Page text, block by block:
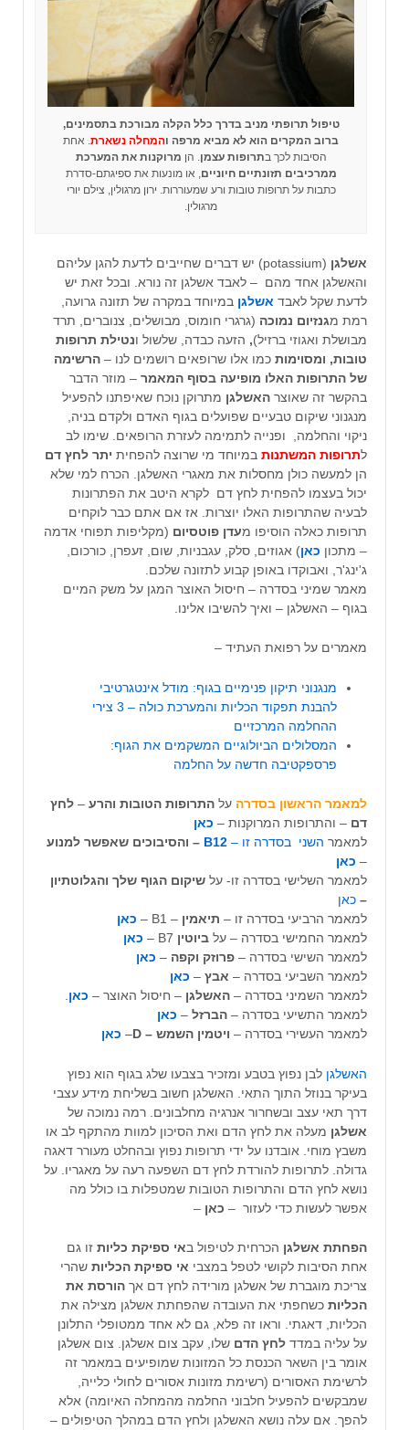
טיפול תרופתי מניב בדרך כלל הקלה מבורכת בתסמינים,
ברוב המקרים הוא לא מביא מרפה והמחלה נשארת. אחת
הסיבות לכך בתרופות עצמן . הן מרוקנות את המערכת
ממרכיבים תזונתיים חיוניים , או מונעות את ספיגתם-סדרת
כתבות על תרופות טובות ורע שמעוררות. ירון מרגולין, צילם יורי
מרגולין.
אשלגן
(potassium) יש דברים שחייבים לדעת להגן עליהם
והאשלגן אחד מהם – לאבד אשלגן זה נורא. ובכל זאת יש
לדעת שקל לאבד אשלגן במיוחד במקרה של תזונה גרועה,
רמת מגנזיום נמוכה (גרגרי חומוס, מבושלים, צנוברים, תרד
מבושלת ואגוזי ברזיל), הזעה כבדה, שלשול ונטילת תרופות
טובות, ומסוימות כמו אלו שרופאים רושמים לנו – הרשימה
של התרופות האלו מופיעה בסוף המאמר – מוזר הדבר
בהקשר זה שאוצר האשלגן מתרוקן נוכח שאיפתנו להפעיל
מנגנוני שיקום טבעיים שפועלים בגוף האדם ולקדם בניה,
ניקוי והחלמה, ופנייה לתמימה לעזרת הרופאים. שימו לב
לתרופות המשתנות במיוחד מי שרוצה להפחית יתר לחץ דם
הן למעשה כולן מחסלות את מאגרי האשלגן. הכרח למי שלא
יכול בעצמו להפחית לחץ דם לקרא היטב את הפתרונות
לבעיה שהתרופות האלו יוצרות. אז אם אתם כבר לוקחים
תרופות כאלה הוסיפו מעדן פוטסיום (מקליפות תפוחי אדמה
– מתכון כאן) אגוזים, סלק, עגבניות, שום, זעפרן, כורכום,
ג'ינג'ר, ואבוקדו באופן קבוע לתזונה שלכם.
מאמר שמיני בסדרה – חיסול האוצר המגן על משק המיים
בגוף – האשלגן – ואיך להשיבו אלינו.
מאמרים על רפואת העתיד –
מנגנוני תיקון פנימיים בגוף: מודל אינטגרטיבי
להבנת תפקוד הכליות והמערכת כולה – 3 צירי
ההחלמה המרכזיים
המסלולים הביולוגיים המשקמים את הגוף:
פרספקטיבה חדשה על החלמה
למאמר הראשון בסדרה על התרופות הטובות והרע – לחץ
דם – והתרופות המרוקנות – כאן
למאמר השני בסדרה זו –
– והסיבוכים שאפשר למנוע
– כאן
למאמר השלישי בסדרה זו- על שיקום הגוף שלך והגלוטתיון
– כאן
למאמר הרביעי בסדרה זו – תיאמין – B1 –
כאן
למאמר החמישי בסדרה – על ביוטין
כאן
למאמר השישי בסדרה – פרוזק וקפה – כאן
למאמר השביעי בסדרה – אבץ – כאן
למאמר השמיני בסדרה – האשלגן – חיסול האוצר – כאן
למאמר התשיעי בסדרה – הברזל – כאן
למאמר העשירי בסדרה – ויטמין השמש – D
– כאן
האשלגן לבן נפוץ בטבע ומזכיר בצבעו שלג בגוף הוא נפוץ
בעיקר בנוזל התוך התאי. האשלגן חשוב בשליחת מידע עצבי
דרך תאי עצב ובשחרור אנרגיה מחלבונים. רמה נמוכה של
אשלגן מעלה את לחץ הדם ואת הסיכון למוות מהתקף לב או
משבץ מוחי. אובדנו על ידי תרופות נפוץ ובהחלט מעורר דאגה
גדולה. לתרופות להורדת לחץ דם השפעה רעה על מאגריו. על
נושא לחץ הדם והתרופות הטובות שמטפלות בו כולל מה
אפשר לעשות כדי לעזור – כאן –
הפחתת אשלגן הכרחית לטיפול באי ספיקת כליות זו גם
אחת הסיבות לקושי לטפל במצבי אי ספיקת הכליות שהרי
צריכת מוגברת של אשלגן מורידה לחץ דם אך הורסת את
הכליות כשחפתי את העובדה שהפחתת אשלגן מצילה את
הכליות, דאגתי. וראו זה פלא, גם לא אחד ממטופלי התלונן
על עליה במדד לחץ הדם שלו, עקב צום אשלגן. צום אשלגן
אומר בין השאר הכנסת כל המזונות שמופיעים במאמר זה
לרשימת האסורים (רשימת מזונות אסורים לחולי כלייה,
שמבקשים להפעיל חלבוני החלמה מהמחלה האיומה) אלא
להפך. אם עלה נושא האשלגן ולחץ הדם במהלך הטיפולים –